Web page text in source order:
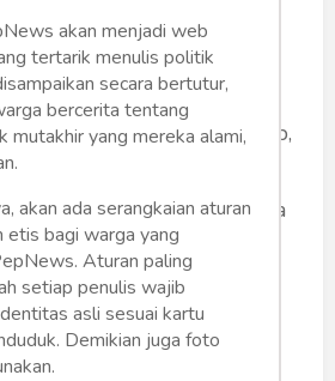
terutama untuk
dan pariwisata. Bagi
kemudahan, kenyamanan,
perjalanan bersama grup,
Medan adalah
beragam pilihan armada
perjalanan Anda
dan menyenangkan.
Sewa Bus Medan?
akan menjadi web
tertarik menulis politik
secara bertutur,
bercerita tentang
mutakhir yang mereka alami,
akan ada serangkaian aturan
etis bagi warga yang
Aturan paling
setiap penulis wajib
asli sesuai kartu
Demikian juga foto